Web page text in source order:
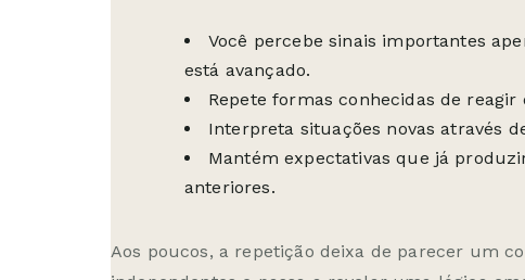
Você percebe sinais importantes
está avançado.
Repete formas conhecidas de
Interpreta situações novas através
Mantém expectativas que já
anteriores.
Aos poucos, a repetição deixa de parecer um